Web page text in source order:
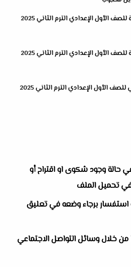
اختبار علوم الوحدة الثالثة للصف الأول الإعدادي الترم الثاني 2025
اختبار علوم الوحدة الثانية للصف الأول الإعدادي الترم الثاني 2025
اختبار علوم الوحدة الأولي للصف الأول الإعدادي الترم الثاني 2025
حالة وجود شكوى او اقتراح أو
تحميل الملف
استفسار برجاء وضعه في تعليق
خلال وسائل التواصل الاجتماعي